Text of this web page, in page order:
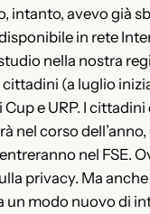
intanto, avevo già
in rete
nella nostra
(a luglio
e URP. I
nel corso
nel FSE.
privacy. Ma
modo nuovo di